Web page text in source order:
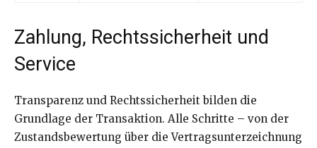
Zahlung, Rechtssicherheit und
Service
Transparenz und Rechtssicherheit bilden die
Grundlage der Transaktion. Alle Schritte – von der
Zustandsbewertung über die Vertragsunterzeichnung